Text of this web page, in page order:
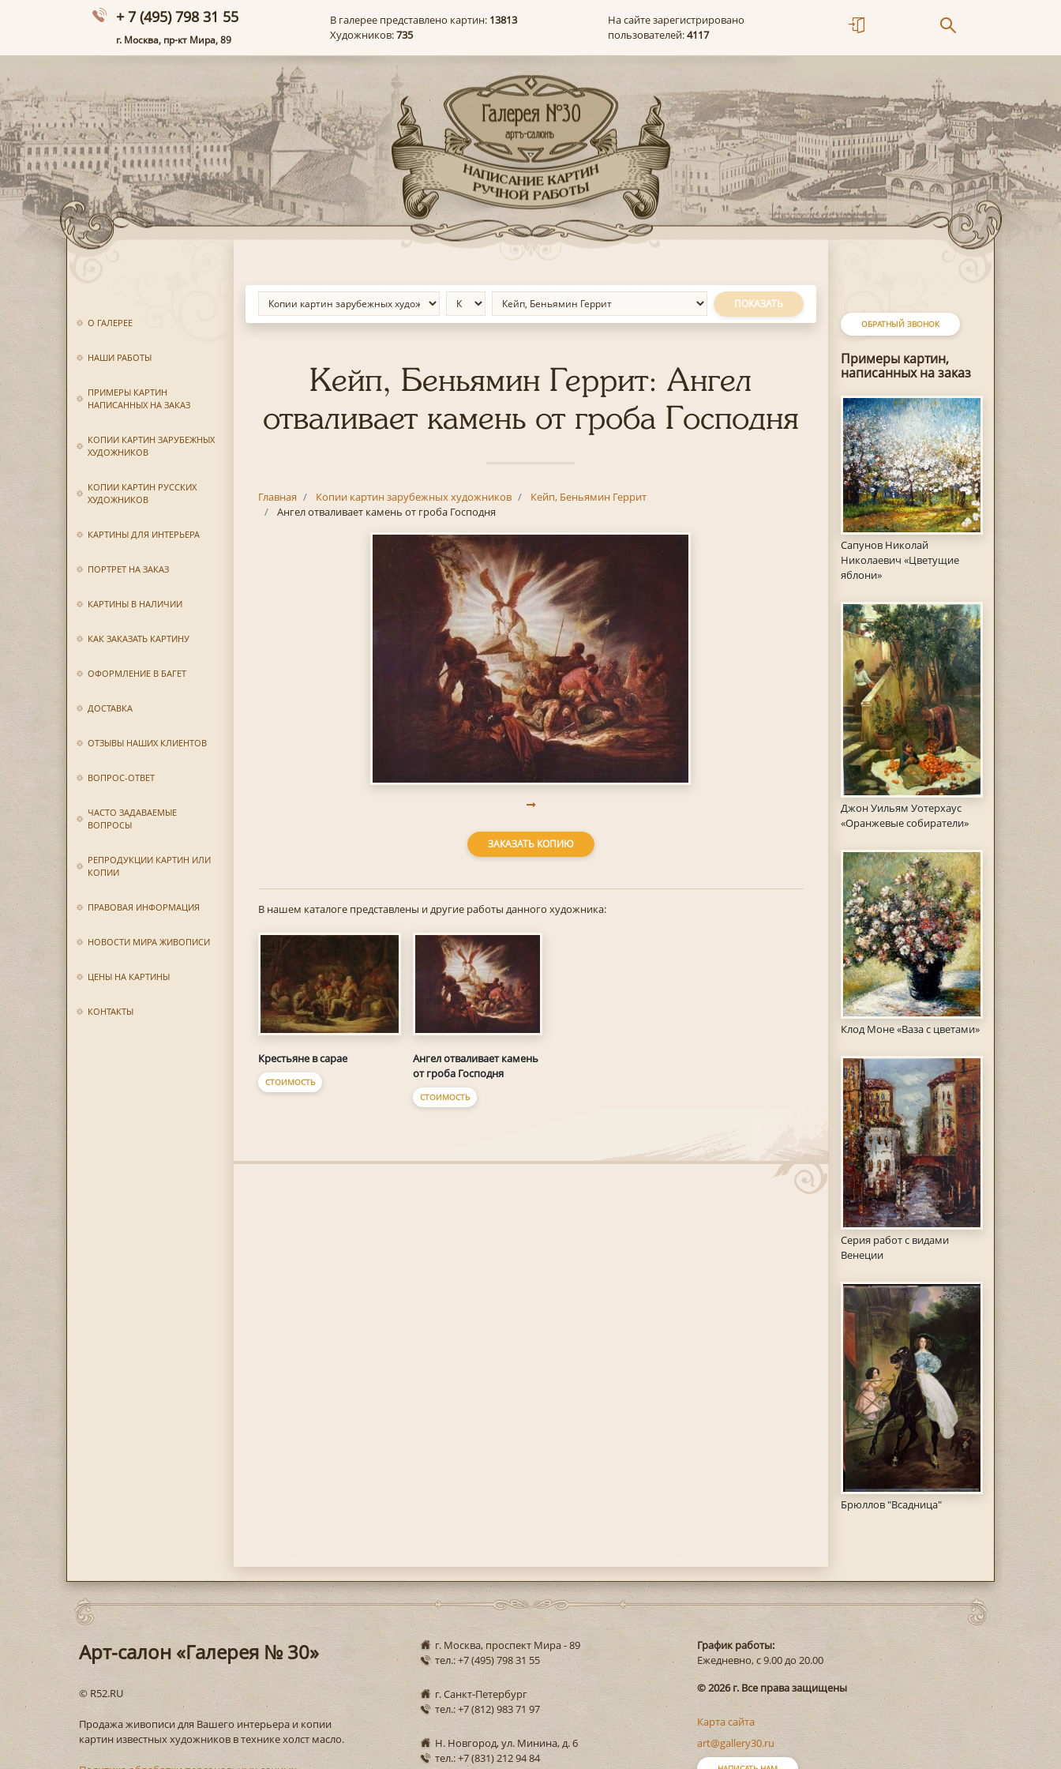
+ 7 (495) 798 31 55
г. Москва, пр-кт Мира, 89
В галерее представлено картин: 13813
Художников:735
На сайте зарегистрировано
пользователей:4117
О ГАЛЕРЕЕ
НАШИ РАБОТЫ
ПРИМЕРЫ КАРТИН
НАПИСАННЫХ НА ЗАКАЗ
КОПИИ КАРТИН ЗАРУБЕЖНЫХ
ХУДОЖНИКОВ
КОПИИ КАРТИН РУССКИХ
ХУДОЖНИКОВ
КАРТИНЫ ДЛЯ ИНТЕРЬЕРА
ПОРТРЕТ НА ЗАКАЗ
КАРТИНЫ В НАЛИЧИИ
КАК ЗАКАЗАТЬ КАРТИНУ
ОФОРМЛЕНИЕ В БАГЕТ
ДОСТАВКА
ОТЗЫВЫ НАШИХ КЛИЕНТОВ
ВОПРОС-ОТВЕТ
ЧАСТО ЗАДАВАЕМЫЕ
ВОПРОСЫ
РЕПРОДУКЦИИ КАРТИН ИЛИ
КОПИИ
ПРАВОВАЯ ИНФОРМАЦИЯ
НОВОСТИ МИРА ЖИВОПИСИ
ЦЕНЫ НА КАРТИНЫ
КОНТАКТЫ
ОБРАТНЫЙ ЗВОНОК
Примеры картин,
написанных на заказ
Сапунов Николай
Николаевич «Цветущие
яблони»
Джон Уильям Уотерхаус
«Оранжевые собиратели»
Клод Моне «Ваза с цветами»
Серия работ с видами
Венеции
Брюллов "Всадница"
ПОКАЗАТЬ
Кейп, Беньямин Геррит: Ангел
отваливает камень от гроба Господня
Главная Копии картин зарубежных художников
Кейп, Беньямин Геррит
Ангел отваливает камень от гроба Господня
ЗАКАЗАТЬ КОПИЮ
В нашем каталоге представлены и другие работы данного художника:
Крестьяне в сарае
СТОИМОСТЬ
Ангел отваливает камень
от гроба Господня
СТОИМОСТЬ
Арт-салон «Галерея № 30»
© R52.RU
Продажа живописи для Вашего интерьера и копии
картин известных художников в технике холст масло.
г. Москва, проспект Мира - 89
тел.: +7 (495) 798 31 55
г. Санкт-Петербург
тел.: +7 (812) 983 71 97
Н. Новгород, ул. Минина, д. 6
тел.: +7 (831) 212 94 84
График работы:
Ежедневно, с 9.00 до 20.00
© 2026 г. Все права защищены
Карта сайта
art@gallery30.ru